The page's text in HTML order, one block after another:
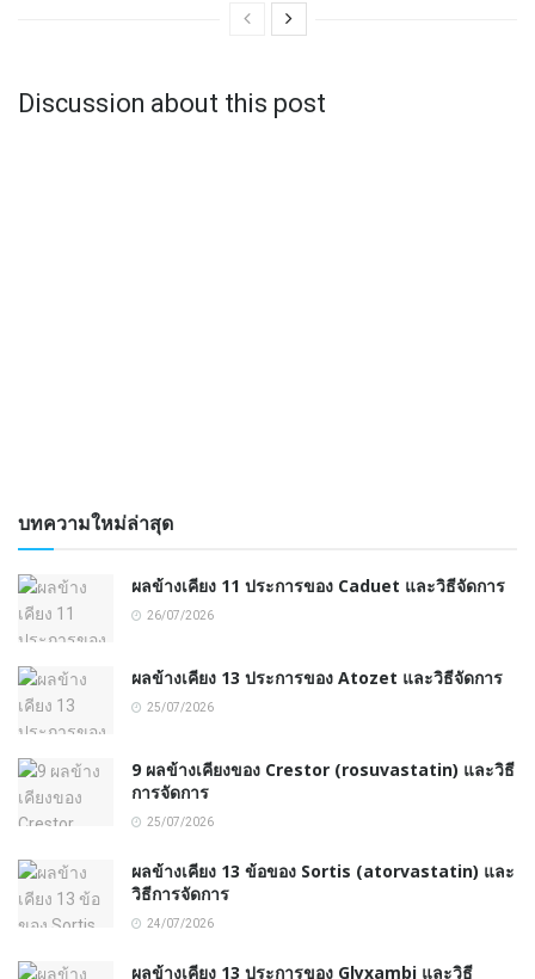
Discussion about this post
บทความใหม่ล่าสุด
ผลข้างเคียง 11 ประการของ Caduet และวิธีจัดการ
26/07/2026
ผลข้างเคียง 13 ประการของ Atozet และวิธีจัดการ
25/07/2026
9 ผลข้างเคียงของ Crestor (rosuvastatin) และวิธี
การจัดการ
25/07/2026
ผลข้างเคียง 13 ข้อของ Sortis (atorvastatin) และ
วิธีการจัดการ
24/07/2026
ผลข้างเคียง 13 ประการของ Glyxambi และวิธี